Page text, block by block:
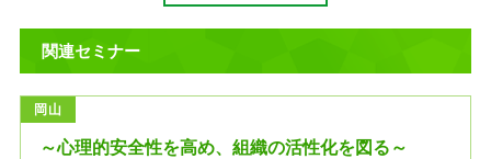
関連セミナー
岡山
～心理的安全性を高め、組織の活性化を図る～